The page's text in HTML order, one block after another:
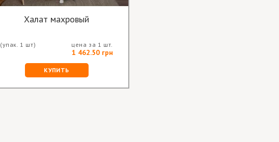
Халат махровый
(упак. 1 шт) цена за 1 шт.
1 462.50 грн
КУПИТЬ